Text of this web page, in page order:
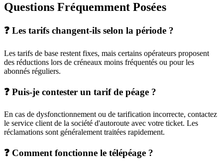
Questions Fréquemment Posées
❓ Les tarifs changent-ils selon la période ?
Les tarifs de base restent fixes, mais certains opérateurs proposent
des réductions lors de créneaux moins fréquentés ou pour les
abonnés réguliers.
❓ Puis-je contester un tarif de péage ?
En cas de dysfonctionnement ou de tarification incorrecte, contactez
le service client de la société d'autoroute avec votre ticket. Les
réclamations sont généralement traitées rapidement.
❓ Comment fonctionne le télépéage ?